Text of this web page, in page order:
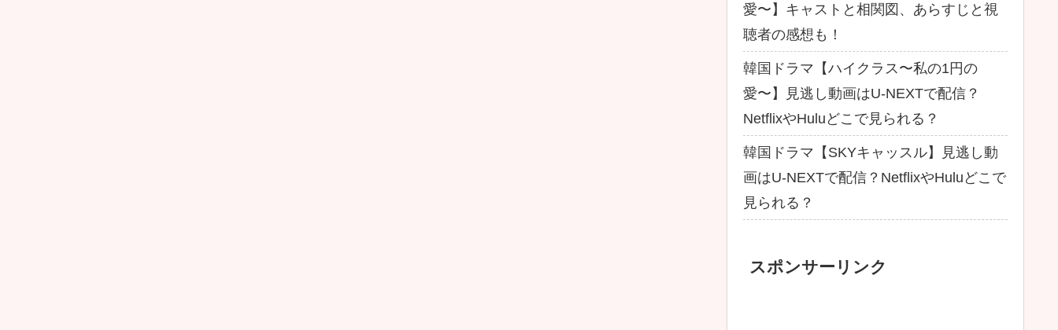
愛〜】キャストと相関図、あらすじと視
聴者の感想も！
韓国ドラマ【ハイクラス〜私の1円の
愛〜】見逃し動画はU-NEXTで配信？
NetflixやHuluどこで見られる？
韓国ドラマ【SKYキャッスル】見逃し動
画はU-NEXTで配信？NetflixやHuluどこで
見られる？
スポンサーリンク